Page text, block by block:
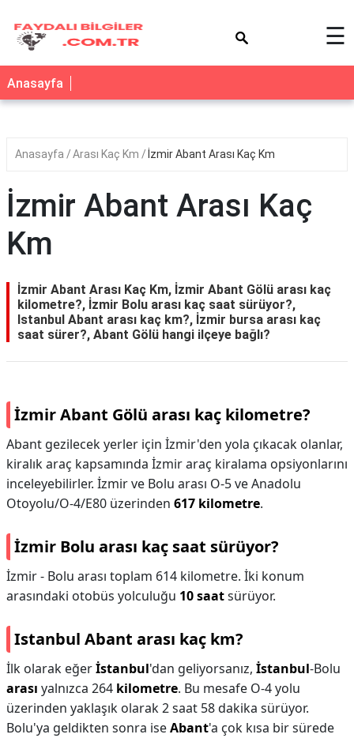
☰
Anasayfa
Anasayfa Arası Kaç Km İzmir Abant Arası Kaç Km
İzmir Abant Arası Kaç
Km
İzmir Abant Arası Kaç Km, İzmir Abant Gölü arası kaç
kilometre?, İzmir Bolu arası kaç saat sürüyor?,
Istanbul Abant arası kaç km?, İzmir bursa arası kaç
saat sürer?, Abant Gölü hangi ilçeye bağlı?
İzmir Abant Gölü arası kaç kilometre?
Abant gezilecek yerler için İzmir'den yola çıkacak olanlar,
kiralık araç kapsamında İzmir araç kiralama opsiyonlarını
inceleyebilirler. İzmir ve Bolu arası O-5 ve Anadolu
Otoyolu/O-4/E80 üzerinden 617 kilometre.
İzmir Bolu arası kaç saat sürüyor?
İzmir - Bolu arası toplam 614 kilometre. İki konum
arasındaki otobüs yolculuğu 10 saatsürüyor.
Istanbul Abant arası kaç km?
İlk olarak eğerİstanbul'dan geliyorsanız, İstanbul-Bolu
arası yalnızca 264 kilometre. Bu mesafe O-4 yolu
üzerinden yaklaşık olarak 2 saat 58 dakika sürüyor.
Bolu'ya geldikten sonra iseAbant'a çok kısa bir sürede